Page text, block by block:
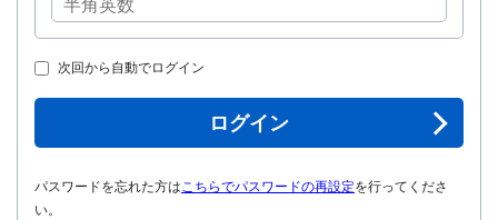
次回から自動でログイン
ログイン
パスワードを忘れた方はこちらでパスワードの再設定を行ってくださ
い。